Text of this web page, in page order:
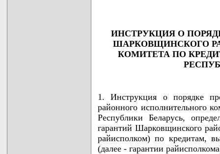
ИНСТРУКЦИЯ О
ШАРКОВЩИНСКОГО
КОМИТЕТА ПО
1. Инструкция о порядке
районного исполнительного
Республики Беларусь,
гарантий Шарковщинского
райисполком) по кредитам,
(далее - гарантии